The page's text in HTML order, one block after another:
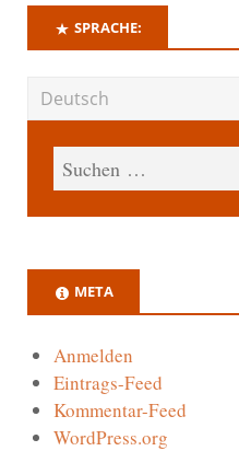
SPRACHE:
META
Anmelden
Eintrags-Feed
Kommentar-Feed
WordPress.org